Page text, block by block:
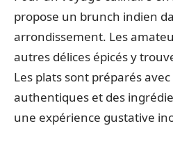
propose un brunch indien
arrondissement. Les
autres délices épicés y
Les plats sont préparés avec
authentiques et des
une expérience gustative